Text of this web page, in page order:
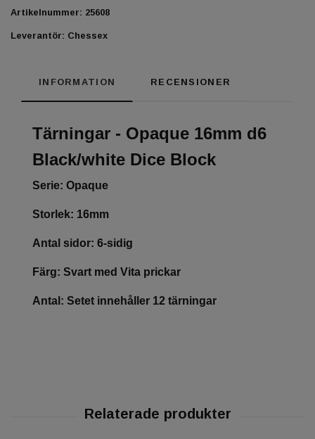
Artikelnummer: 25608
Leverantör: Chessex
INFORMATION RECENSIONER
Tärningar - Opaque 16mm d6
Black/white Dice Block
Serie: Opaque
Storlek: 16mm
Antal sidor: 6-sidig
Färg: Svart med Vita prickar
Antal: Setet innehåller 12 tärningar